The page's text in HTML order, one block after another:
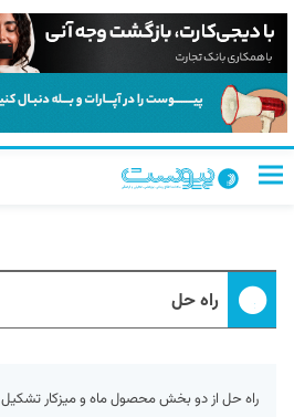
راه حل
راه حل از دو بخش محصول ماه و میزکار